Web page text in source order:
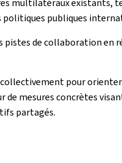
politiques publiques
de collaboration en
pour
mesures concrètes
partagés.